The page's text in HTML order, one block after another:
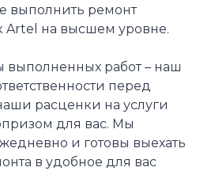
выполнить ремонт
Artel на высшем уровне.
выполненных работ – наш
перед
расценки на услуги
для вас. Мы
и готовы выехать
в удобное для вас